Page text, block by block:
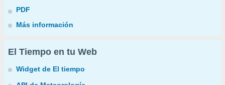
PDF
Más información
El Tiempo en tu Web
Widget de El tiempo